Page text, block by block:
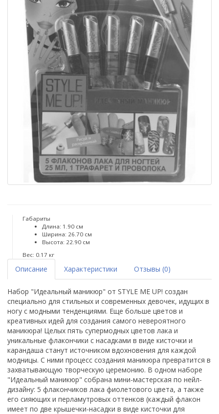
Габариты
Длина: 1.90 см
Ширина: 26.70 см
Высота: 22.90 см
Вес: 0.17 кг
Описание Характеристики Отзывы (0)
Набор "Идеальный маникюр" от STYLE ME UP! создан
специально для стильных и современных девочек, идущих в
ногу с модными тенденциями. Еще больше цветов и
креативных идей для создания самого невероятного
маникюра! Целых пять супермодных цветов лака и
уникальные флакончики с насадками в виде кисточки и
карандаша станут источником вдохновения для каждой
модницы. С ними процесс создания маникюра превратится в
захватывающую творческую церемонию. В одном наборе
"Идеальный маникюр" собрана мини-мастерская по нейл-
дизайну: 5 флакончиков лака фиолетового цвета, а также
его сияющих и перламутровых оттенков (каждый флакон
имеет по две крышечки-насадки в виде кисточки для